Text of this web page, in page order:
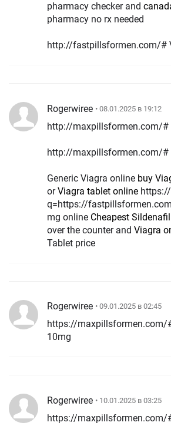
pharmacy checker and
pharmacy no rx needed
http://fastpillsformen.com/#
Rogerwiree • 08.01.2025 в 19:12
http://maxpillsformen.com/#
http://maxpillsformen.com/#
Generic Viagra online buy
orViagra tablet online
q=https://
mg online Cheapest
over the counter and Viagra
Tablet price
Rogerwiree • 09.01.2025 в 02:45
https://maxpillsformen.com/
10mg
Rogerwiree • 10.01.2025 в 03:25
https://maxpillsformen.com/